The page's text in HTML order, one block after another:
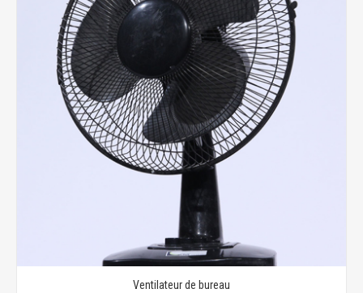
Ventilateur de bureau